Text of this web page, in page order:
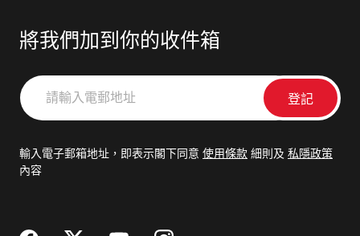
將我們加到你的收件箱
請
輸
郵
輸入電子郵箱地址，即表示閣下同意 使用條款 細則及 私隱政策
內容